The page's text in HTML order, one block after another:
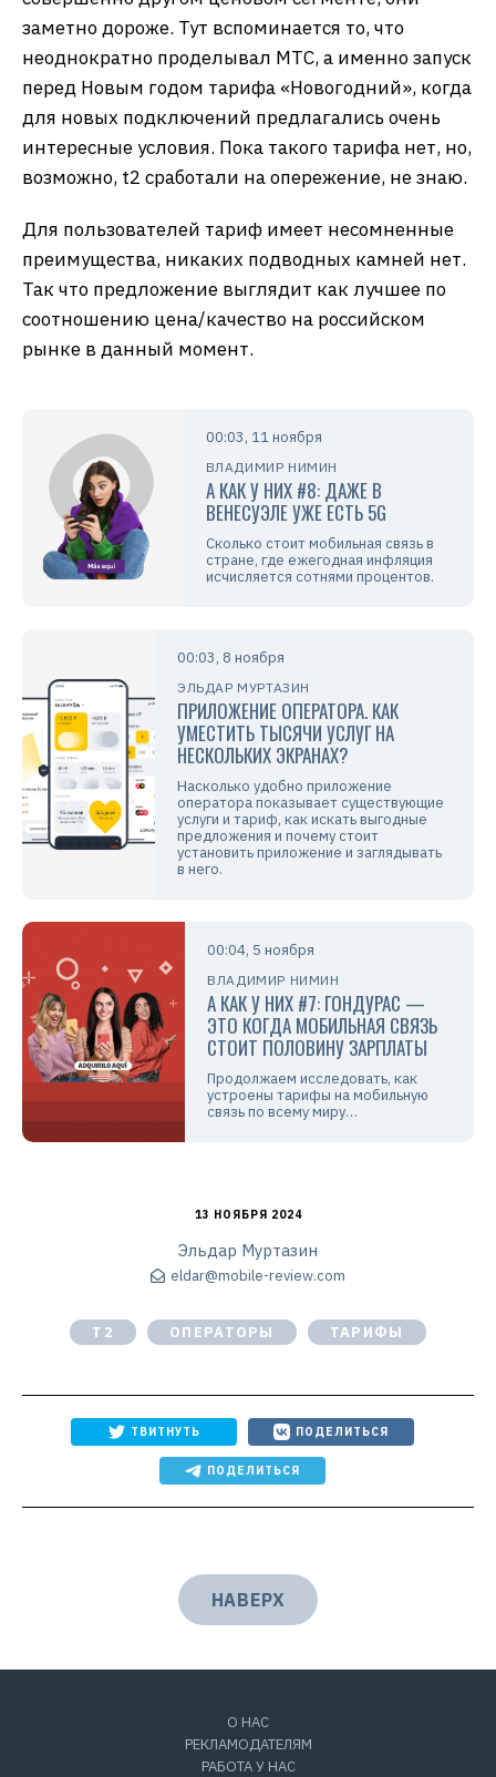
заметно дороже. Тут вспоминается то, что
неоднократно проделывал МТС, а именно запуск
перед Новым годом тарифа «Новогодний», когда
для новых подключений предлагались очень
интересные условия. Пока такого тарифа нет, но,
возможно, t2 сработали на опережение, не знаю.
Для пользователей тариф имеет несомненные
преимущества, никаких подводных камней нет.
Так что предложение выглядит как лучшее по
соотношению цена/качество на российском
рынке в данный момент.
00:03, 11 ноября
ВЛАДИМИР НИМИН
А КАК У НИХ #8: ДАЖЕ В
ВЕНЕСУЭЛЕ УЖЕ ЕСТЬ 5G
Сколько стоит мобильная связь в
стране, где ежегодная инфляция
исчисляется сотнями процентов.
00:03, 8 ноября
ЭЛЬДАР МУРТАЗИН
ПРИЛОЖЕНИЕ ОПЕРАТОРА. КАК
УМЕСТИТЬ ТЫСЯЧИ УСЛУГ НА
НЕСКОЛЬКИХ ЭКРАНАХ?
Насколько удобно приложение
оператора показывает существующие
услуги и тариф, как искать выгодные
предложения и почему стоит
установить приложение и заглядывать
в него.
00:04, 5 ноября
ВЛАДИМИР НИМИН
А КАК У НИХ #7: ГОНДУРАС —
ЭТО КОГДА МОБИЛЬНАЯ СВЯЗЬ
СТОИТ ПОЛОВИНУ ЗАРПЛАТЫ
Продолжаем исследовать, как
устроены тарифы на мобильную
связь по всему миру…
13 НОЯБРЯ 2024
Эльдар Муртазин
eldar@mobile-review.com
T2 ОПЕРАТОРЫ ТАРИФЫ
ТВИТНУТЬ ПОДЕЛИТЬСЯ
ПОДЕЛИТЬСЯ
НАВЕРХ
О НАС
РЕКЛАМОДАТЕЛЯМ
РАБОТА У НАС